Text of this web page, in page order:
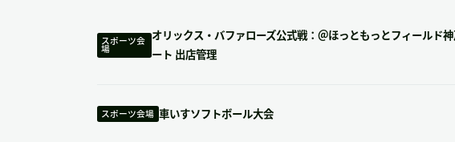
スポーツ会
場
オリックス・バファローズ公式戦：＠ほっともっとフィールド
ート 出店管理
スポーツ会場 車いすソフトボール大会